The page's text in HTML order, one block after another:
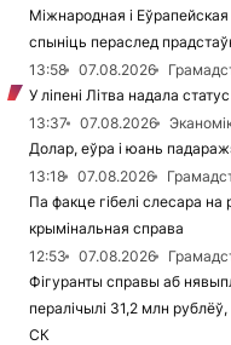
Міжнародная і
спыніць пераслед
13:58
07.08.2026
У ліпені Літва надала
13:37
07.08.2026
Долар, еўра і юань
13:18
07.08.2026
Па факце гібелі слесара на
крымінальная справа
12:53
07.08.2026
Фігуранты справы аб
пералічылі 31,2 млн
СК